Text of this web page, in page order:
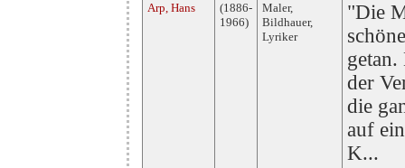
Arp, Hans
(1886-
1966)
Maler,
Bildhauer,
Lyriker
"Die
der
die
auf
K...